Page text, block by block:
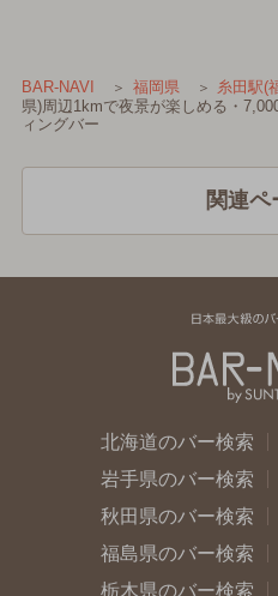
BAR-NAVI 福岡県 糸田駅(
県)周辺1kmで夜景が楽しめる・
ィングバー
関連ペ
北海道のバー検索
岩手県のバー検索
秋田県のバー検索
福島県のバー検索
栃木県のバー検索